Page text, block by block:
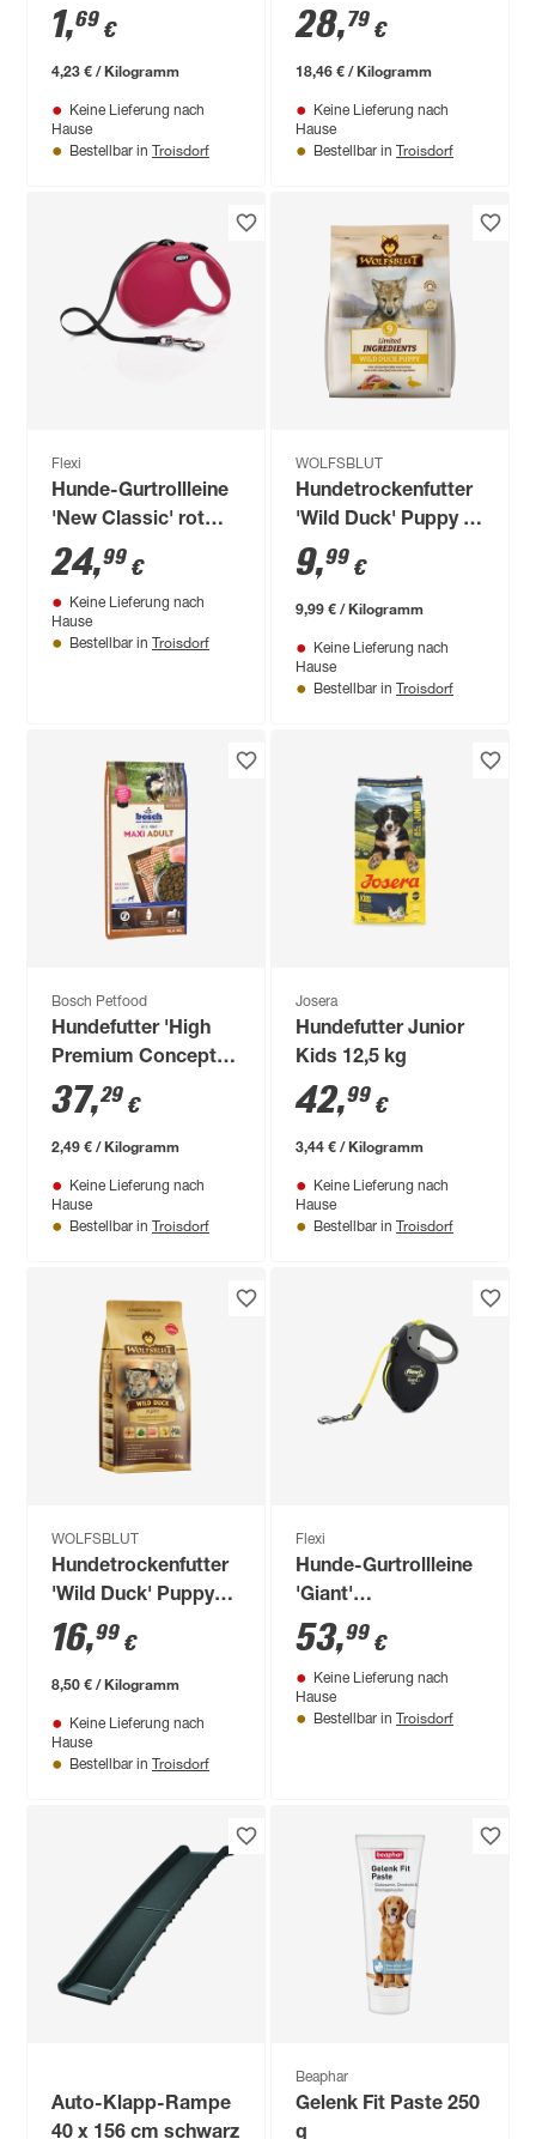
400 g
1,69 €
4,23 € / Kilogramm
Keine Lieferung nach
Hause
Bestellbar in Troisdorf
Basic Edition 49 x 32
x 32 cm
navyblau/weiß
28,79 €
18,46 € / Kilogramm
Keine Lieferung nach
Hause
Bestellbar in Troisdorf
Flexi
Hunde-Gurtrollleine
'New Classic' rot
Größe M max. 25 kg
5 m
24,99 €
Keine Lieferung nach
Hause
Bestellbar in Troisdorf
WOLFSBLUT
Hundetrockenfutter
'Wild Duck' Puppy 1
kg
9,99 €
9,99 € / Kilogramm
Keine Lieferung nach
Hause
Bestellbar in Troisdorf
Bosch Petfood
Hundefutter 'High
Premium Concept'
Maxi Adult 15 kg
37,29 €
2,49 € / Kilogramm
Keine Lieferung nach
Hause
Bestellbar in Troisdorf
Josera
Hundefutter Junior
Kids 12,5 kg
42,99 €
3,44 € / Kilogramm
Keine Lieferung nach
Hause
Bestellbar in Troisdorf
WOLFSBLUT
Hundetrockenfutter
'Wild Duck' Puppy
Ente 2 kg
16,99 €
8,50 € / Kilogramm
Keine Lieferung nach
Hause
Bestellbar in Troisdorf
Flexi
Hunde-Gurtrollleine
'Giant'
schwarz/neongelb
Größe L max. 50 kg
8 m
53,99 €
Keine Lieferung nach
Hause
Bestellbar in Troisdorf
Auto-Klapp-Rampe
40 x 156 cm schwarz
Beaphar
Gelenk Fit Paste 250
g